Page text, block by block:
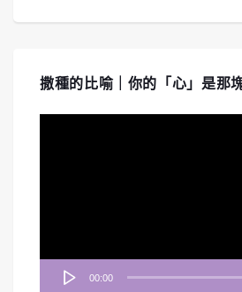
撒種的比喻｜你的「心」是那
00:00